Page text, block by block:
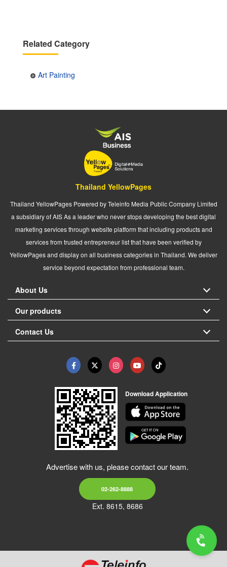
Related Category
Art Painting
Thailand YellowPages
Thailand YellowPages Powered by Teleinfo Media Public Company Limited
a subsidiary of AIS As a leader who never stops developing the best digital
marketing services through website platform that including products and
services from trusted entrepreneur list that have been verified by
YellowPages and display on all business categories in Thailand. We deliver
service beyond expectation from professional team.
About Us
Our products
Contact Us
Download Application
Advertise with us, please contact our team.
02-262-8888
Ext. 8615, 8686